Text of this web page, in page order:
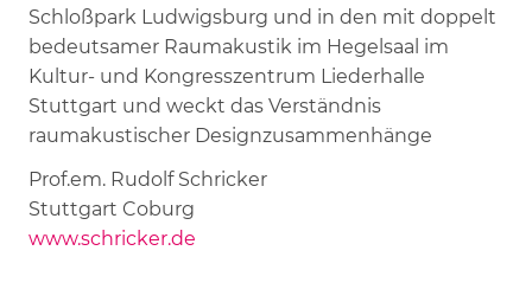
Schloßpark Ludwigsburg und in den mit doppelt
bedeutsamer Raumakustik im Hegelsaal im
Kultur- und Kongresszentrum Liederhalle
Stuttgart und weckt das Verständnis
raumakustischer Designzusammenhänge
Prof.em. Rudolf Schricker
Stuttgart Coburg
www.schricker.de